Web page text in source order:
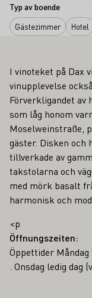
Typ av boende
Gästezimmer Hotel
I vinoteket på Dax
vinupplevelse
Förverkligandet av
som låg honom
Moselweinstraße,
gäster. Disken
tillverkade av
takstolarna och
med mörk basalt
harmonisk och
<p
Öffnungszeiten:
Öppettider Måndag
. Onsdag ledig